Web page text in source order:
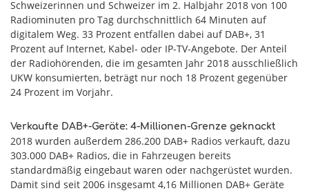
Schweizerinnen und Schweizer im 2. Halbjahr 2018 von 100
Radiominuten pro Tag durchschnittlich 64 Minuten auf
digitalem Weg. 33 Prozent entfallen dabei auf DAB+, 31
Prozent auf Internet, Kabel- oder IP-TV-Angebote. Der Anteil
der Radiohörenden, die im gesamten Jahr 2018 ausschließlich
UKW konsumierten, beträgt nur noch 18 Prozent gegenüber
24 Prozent im Vorjahr.
Verkaufte DAB+-Geräte: 4-Millionen-Grenze geknackt
2018 wurden außerdem 286.200 DAB+ Radios verkauft, dazu
303.000 DAB+ Radios, die in Fahrzeugen bereits
standardmäßig eingebaut waren oder nachgerüstet wurden.
Damit sind seit 2006 insgesamt 4,16 Millionen DAB+ Geräte